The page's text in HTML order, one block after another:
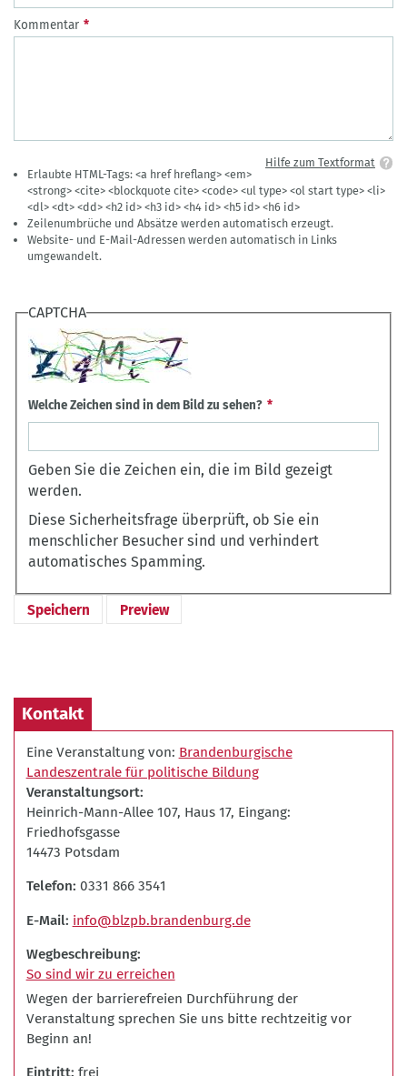
Kommentar
Hilfe zum Textformat
Erlaubte HTML-Tags: <a href hreflang> <em>
<strong> <cite> <blockquote cite> <code> <ul type> <ol start type> <li>
<dl> <dt> <dd> <h2 id> <h3 id> <h4 id> <h5 id> <h6 id>
Zeilenumbrüche und Absätze werden automatisch erzeugt.
Website- und E-Mail-Adressen werden automatisch in Links
umgewandelt.
CAPTCHA
Welche Zeichen sind in dem Bild zu sehen?
Geben Sie die Zeichen ein, die im Bild gezeigt
werden.
Diese Sicherheitsfrage überprüft, ob Sie ein
menschlicher Besucher sind und verhindert
automatisches Spamming.
Kontakt
Eine Veranstaltung von: Brandenburgische
Landeszentrale für politische Bildung
Veranstaltungsort
Heinrich-Mann-Allee 107, Haus 17, Eingang:
Friedhofsgasse
14473 Potsdam
Telefon 0331 866 3541
E-Mail info@blzpb.brandenburg.de
Wegbeschreibung
So sind wir zu erreichen
Wegen der barrierefreien Durchführung der
Veranstaltung sprechen Sie uns bitte rechtzeitig vor
Beginn an!
Eintritt frei